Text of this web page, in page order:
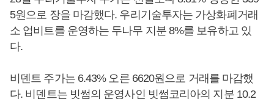
5원으로 장을 마감했다. 우리기술투자는 가상화폐거래
소 업비트를 운영하는 두나무 지분 8%를 보유하고 있
다.
비덴트 주가는 6.43% 오른 6620원으로 거래를 마감했
다. 비덴트는 빗썸의 운영사인 빗썸코리아의 지분 10.2